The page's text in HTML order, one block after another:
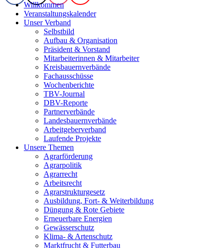
Willkommen
Veranstaltungskalender
Unser Verband
Selbstbild
Aufbau & Organisation
Präsident & Vorstand
Mitarbeiterinnen & Mitarbeiter
Kreisbauernverbände
Fachausschüsse
Wochenberichte
TBV-Journal
DBV-Reporte
Partnerverbände
Landesbauernverbände
Arbeitgeberverband
Laufende Projekte
Unsere Themen
Agrarförderung
Agrarpolitik
Agrarrecht
Arbeitsrecht
Agrarstrukturgesetz
Ausbildung, Fort- & Weiterbildung
Düngung & Rote Gebiete
Erneuerbare Energien
Gewässerschutz
Klima- & Artenschutz
Marktfrucht & Futterbau